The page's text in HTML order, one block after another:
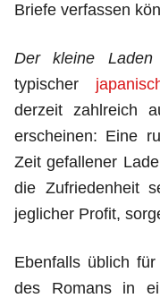
Briefe verfassen
Der kleine Laden
typischer
derzeit zahlreich
erscheinen: Eine
Zeit gefallener
die Zufriedenheit
jeglicher Profit,
Ebenfalls üblich
des Romans in